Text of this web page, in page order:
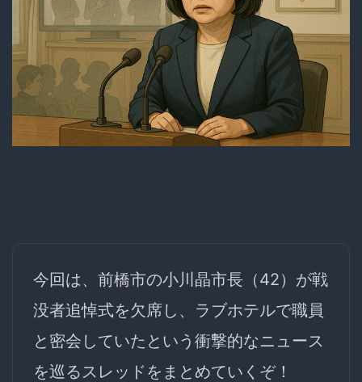
今回は、前橋市の小川晶市長（42）が戦
没者追悼式を欠席し、ラブホテルで職員
と密会していたという衝撃的なニュース
を巡るスレッドをまとめていくぞ！